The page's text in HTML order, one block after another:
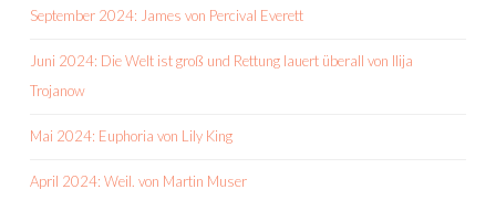
September 2024: James von Percival Everett
Juni 2024: Die Welt ist groß und Rettung lauert überall von Ilija
Trojanow
Mai 2024: Euphoria von Lily King
April 2024: Weil. von Martin Muser